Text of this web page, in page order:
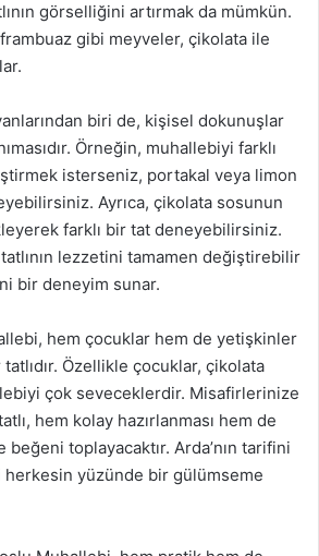
görselliğini artırmak da mümkün.
gibi meyveler, çikolata ile
biri de, kişisel dokunuşlar
Örneğin, muhallebiyi farklı
isterseniz, portakal veya limon
Ayrıca, çikolata sosunun
farklı bir tat deneyebilirsiniz.
lezzetini tamamen değiştirebilir
bir deneyim sunar.
hem çocuklar hem de yetişkinler
Özellikle çocuklar, çikolata
çok seveceklerdir. Misafirlerinize
hem kolay hazırlanması hem de
toplayacaktır. Arda’nın tarifini
herkesin yüzünde bir gülümseme